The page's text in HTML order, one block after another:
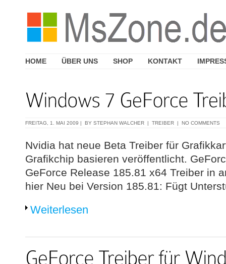
HOME ÜBER UNS SHOP KONTAKT
FREITAG, 1. MAI 2009 | BY STEPHAN WALCHER | TREIBER | NO COMMENTS
Nvidia hat neue Beta Treiber für
Grafikchip basieren veröffentlicht.
GeForce Release 185.81 x64 Treiber in
hier Neu bei Version 185.81: Fügt
Weiterlesen